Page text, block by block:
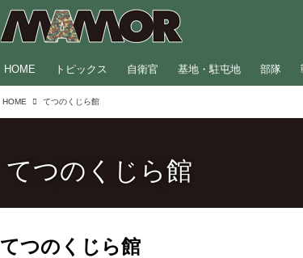
HOME トピックス 自衛官 基地・駐屯地 部隊
HOME てつのくじら館
てつのくじら館
てつのくじら館